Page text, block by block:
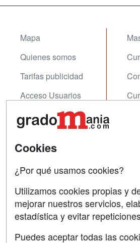
Mapa
Quienes somos
Tarifas publicidad
Acceso Usuarios
Acceso Centros
Contactar
Copyleft
Cookies
¿Por qué usamos cookies?
Utilizamos cookies propias y
mejorar nuestros servicios,
estadística y evitar
Puedes aceptar todas las